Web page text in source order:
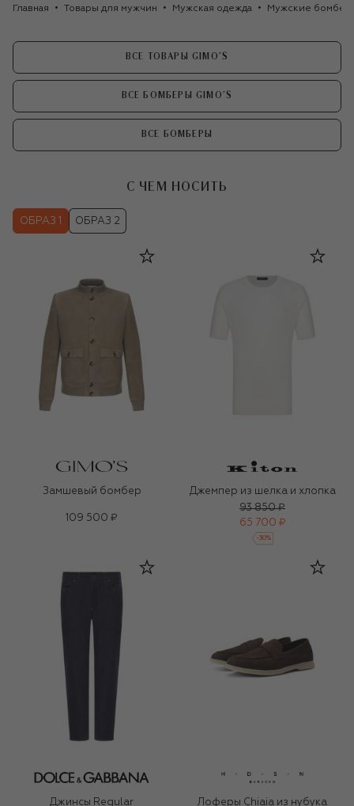
Главная Товары для мужчин Мужская одежда Мужские
ВСЕ ТОВАРЫ GIMO'S
ВСЕ БОМБЕРЫ GIMO'S
ВСЕ БОМБЕРЫ
С ЧЕМ НОСИТЬ
ОБРАЗ 1 ОБРАЗ 2
Замшевый бомбер
109 500 ₽
Джемпер из шелка и хлопка
93 850 ₽
65 700 ₽
-30%
Джинсы Regular Лоферы Chiaia из нубука